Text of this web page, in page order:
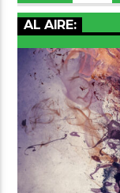
AL AIRE: